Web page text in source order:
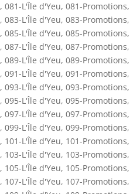
, 081-L'Île d'Yeu, 081-Promotions,
, 083-L'Île d'Yeu, 083-Promotions,
, 085-L'Île d'Yeu, 085-Promotions,
, 087-L'Île d'Yeu, 087-Promotions,
, 089-L'Île d'Yeu, 089-Promotions,
, 091-L'Île d'Yeu, 091-Promotions,
, 093-L'Île d'Yeu, 093-Promotions,
, 095-L'Île d'Yeu, 095-Promotions,
, 097-L'Île d'Yeu, 097-Promotions,
, 099-L'Île d'Yeu, 099-Promotions,
, 101-L'Île d'Yeu, 101-Promotions,
, 103-L'Île d'Yeu, 103-Promotions,
, 105-L'Île d'Yeu, 105-Promotions,
, 107-L'Île d'Yeu, 107-Promotions,